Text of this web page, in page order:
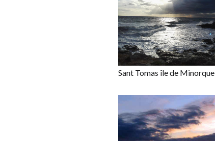
Sant Tomas île de Minorque